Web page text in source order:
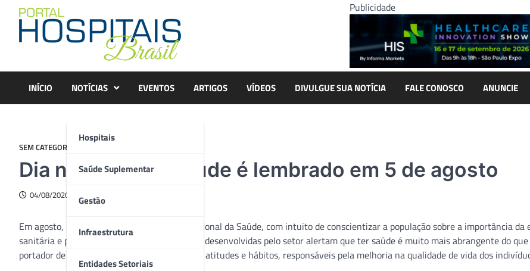
content
Publicidade
INÍCIO NOTÍCIAS
Hospitais
Saúde Suplementar
Gestão
Infraestrutura
Entidades Setoriais
EVENTOS ARTIGOS VÍDEOS DIVULGUE SUA NOTÍCIA FALE CONOSCO ANUNCIE
SEM CATEGORIA
Dia nacional da Saúde é lembrado em 5 de agosto
04/08/2020
Em agosto, no dia 5, é comemorado o Dia Nacional da Saúde, com intuito de conscientizar a população sobre a importância da
sanitária e preventiva. As ações e campanhas desenvolvidas pelo setor alertam que ter saúde é muito mais abrangente do
portador de doenças, envolvendo mudança de atitudes e hábitos, responsáveis pela melhoria na qualidade de vida dos